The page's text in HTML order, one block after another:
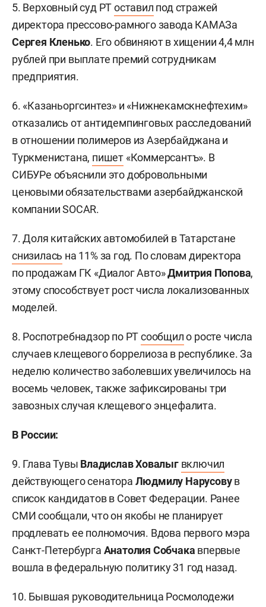
5. Верховный суд РТоставил под стражей
директора прессово-рамного завода КАМАЗа
Сергея Кленько. Его обвиняют в хищении 4,4 млн
рублей при выплате премий сотрудникам
предприятия.
6. «Казаньоргсинтез» и «Нижнекамскнефтехим»
отказались от антидемпинговых расследований
в отношении полимеров из Азербайджана и
Туркменистана, пишет «Коммерсантъ». В
СИБУРе объяснили это добровольными
ценовыми обязательствами азербайджанской
компании SOCAR.
7. Доля китайских автомобилей в Татарстане
снизилась на 11% за год. По словам директора
по продажам ГК «Диалог Авто»Дмитрия Попова,
этому способствует рост числа локализованных
моделей.
8. Роспотребнадзор по РТсообщило росте числа
случаев клещевого боррелиоза в республике. За
неделю количество заболевших увеличилось на
восемь человек, также зафиксированы три
завозных случая клещевого энцефалита.
В России:
9. Глава Тувы Владислав Ховалыг включил
действующего сенатора Людмилу Нарусовув
список кандидатов в Совет Федерации. Ранее
СМИ сообщали, что он якобы не планирует
продлевать ее полномочия. Вдова первого мэра
Санкт-Петербурга Анатолия Собчака впервые
вошла в федеральную политику 31 год назад.
10. Бывшая руководительница Росмолодежи